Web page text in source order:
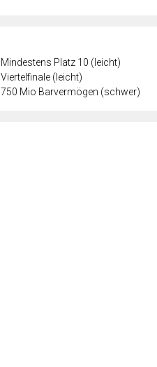
Mindestens Platz 10 (leicht)
Viertelfinale (leicht)
750 Mio Barvermögen (schwer)